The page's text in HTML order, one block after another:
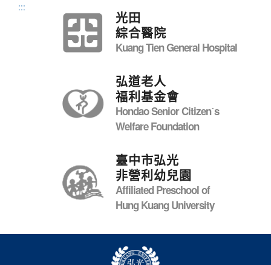
:::
光田
綜合醫院
Kuang Tien General Hospital
弘道老人
福利基金會
Hondao Senior Citizenˊs
Welfare Foundation
臺中市弘光
非營利幼兒園
Affiliated Preschool of
Hung Kuang University